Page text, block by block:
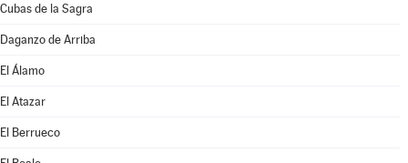
Cubas de la Sagra
Daganzo de Arriba
El Álamo
El Atazar
El Berrueco